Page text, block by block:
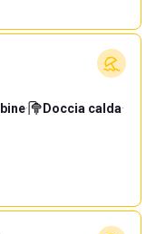
· Doccia calda·